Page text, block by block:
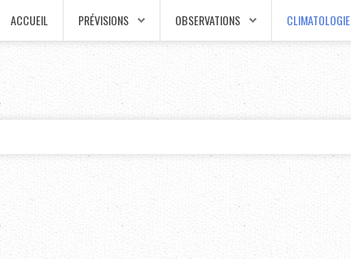
ACCUEIL PRÉVISIONS OBSERVATIONS CLIMATOLOGIE